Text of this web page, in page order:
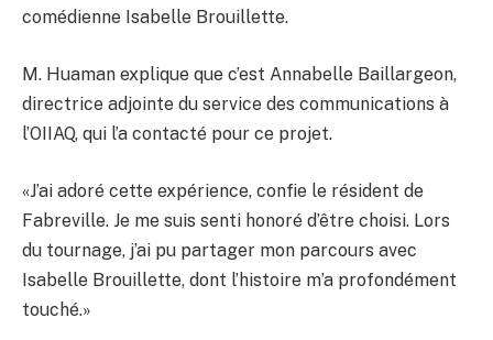
comédienne Isabelle Brouillette.
M. Huaman explique que c’est Annabelle Baillargeon,
directrice adjointe du service des communications à
l’OIIAQ, qui l’a contacté pour ce projet.
«J’ai adoré cette expérience, confie le résident de
Fabreville. Je me suis senti honoré d’être choisi. Lors
du tournage, j’ai pu partager mon parcours avec
Isabelle Brouillette, dont l’histoire m’a profondément
touché.»